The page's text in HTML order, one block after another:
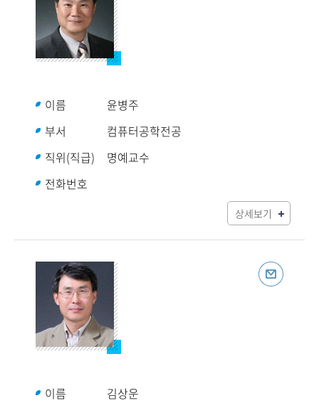
이름
윤병주
부서
컴퓨터공학전공
직위(직급)
명예교수
전화번호
상세보기
이름
김상운